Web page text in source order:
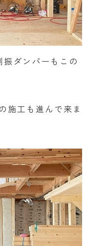
ダンパーもこの
施工も進んで来ま